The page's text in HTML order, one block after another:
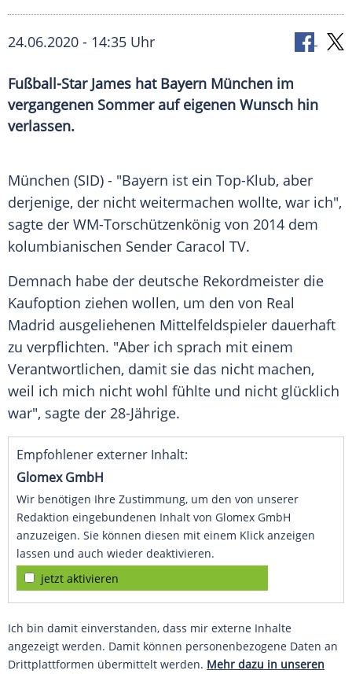
24.06.2020 - 14:35 Uhr
Fußball-Star James hat Bayern München im
vergangenen Sommer auf eigenen Wunsch hin
verlassen.
München (SID) - "Bayern ist ein Top-Klub, aber
derjenige, der nicht weitermachen wollte, war ich",
sagte der WM-Torschützenkönig von 2014 dem
kolumbianischen Sender Caracol TV.
Demnach habe der deutsche Rekordmeister die
Kaufoption ziehen wollen, um den von Real
Madrid ausgeliehenen Mittelfeldspieler dauerhaft
zu verpflichten. "Aber ich sprach mit einem
Verantwortlichen, damit sie das nicht machen,
weil ich mich nicht wohl fühlte und nicht glücklich
war", sagte der 28-Jährige.
Empfohlener externer Inhalt:
Glomex GmbH
Wir benötigen Ihre Zustimmung, um den von unserer
Redaktion eingebundenen Inhalt von Glomex GmbH
anzuzeigen. Sie können diesen mit einem Klick anzeigen
lassen und auch wieder deaktivieren.
jetzt aktivieren
Ich bin damit einverstanden, dass mir externe Inhalte
angezeigt werden. Damit können personenbezogene Daten an
Drittplattformen übermittelt werden. Mehr dazu in unseren